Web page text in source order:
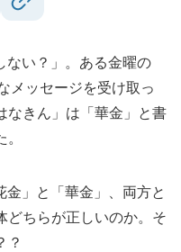
い？」。ある金曜の
メッセージを受け取っ
なきん」は「華金」と書
」と「華金」、両方と
どちらが正しいのか。そ
？